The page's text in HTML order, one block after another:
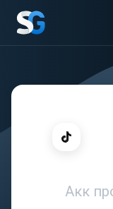
Акк